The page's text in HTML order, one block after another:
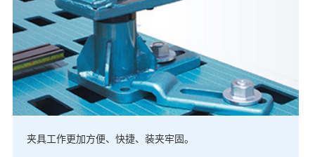
夹具工作更加方便、快捷、装夹牢固。